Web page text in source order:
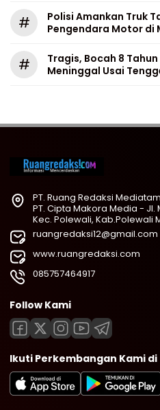
#
Polisi Amankan Truk
Pengendara Motor di
#
Tragis, Bocah 8
Meninggal Usai
PT. Ruang Redaksi
PT. Cipta Makora Media -
Kec. Polewali, Kab.Polewali
ruangredaksi12@gmail.com
www.ruangredaksi.com
085757464917
Follow Kami
Ikuti Perkembangan Kami di